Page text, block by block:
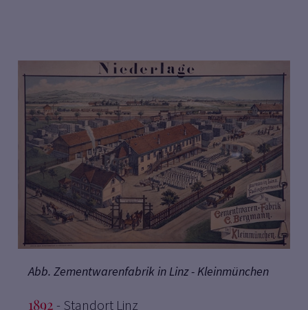
Abb. Zementwarenfabrik in Linz - Kleinmünchen
1892 - Standort Linz